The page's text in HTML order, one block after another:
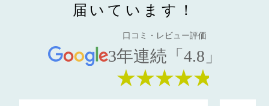
届いています！
口コミ・レビュー評価
3年連続「4.8」
★★★★★